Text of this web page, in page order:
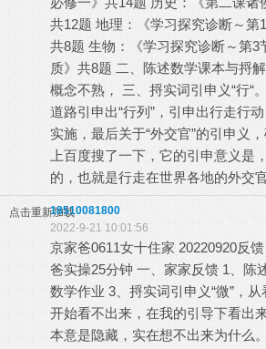
共12题 地理：《学习探究诊断～第
共8题 生物：《学习探究诊断～第3
质》共8题 二、陈述数学课本与捋
概念不熟， 三、捋实词引申义“行“
道路引申出“行列”，引申出行走行
实施，最后关于“外交官”的引申义
上百度搜了一下，它的引申意义是
的，也就是行走在世界各地的外交官
点击重新加载18510081800
2022-9-21 10:01:56
京家爸0611女十住家 20220920反
爸实操25分钟 一、家家反馈 1、陈
数学作业 3、捋实词引申义“微”，
开始看不出来，在我的引导下看出
本意是隐藏，实在想不出来为什么